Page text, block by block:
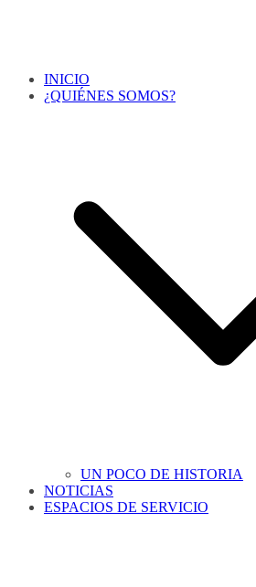
INICIO
¿QUIÉNES SOMOS?
UN POCO DE HISTORIA
NOTICIAS
ESPACIOS DE SERVICIO